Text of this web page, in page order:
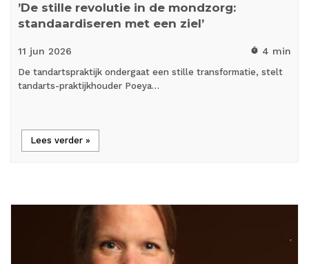
’De stille revolutie in de mondzorg:
standaardiseren met een ziel’
11 jun 2026 timer 4 min
De tandartspraktijk ondergaat een stille transformatie, stelt
tandarts-praktijkhouder Poeya…
Lees verder »